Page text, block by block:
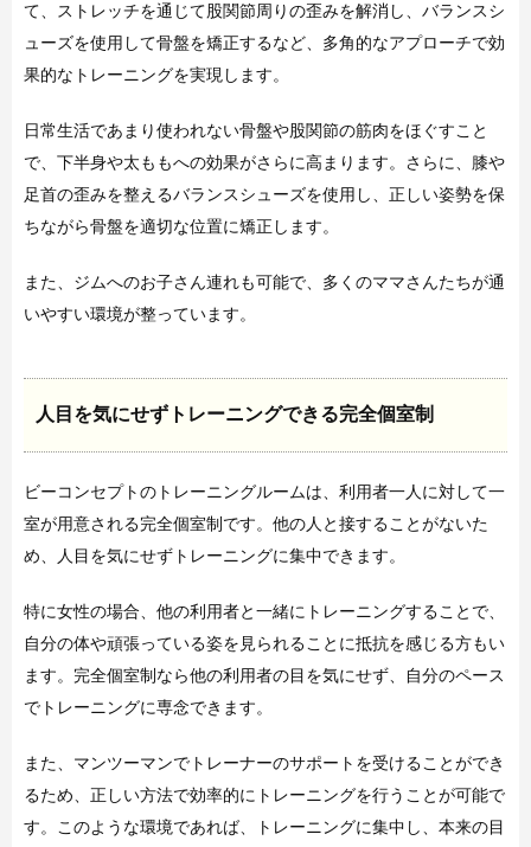
て、ストレッチを通じて股関節周りの歪みを解消し、バランスシ
ューズを使用して骨盤を矯正するなど、多角的なアプローチで効
果的なトレーニングを実現します。
日常生活であまり使われない骨盤や股関節の筋肉をほぐすこと
で、下半身や太ももへの効果がさらに高まります。さらに、膝や
足首の歪みを整えるバランスシューズを使用し、正しい姿勢を保
ちながら骨盤を適切な位置に矯正します。
また、ジムへのお子さん連れも可能で、多くのママさんたちが通
いやすい環境が整っています。
人目を気にせずトレーニングできる完全個室制
ビーコンセプトのトレーニングルームは、利用者一人に対して一
室が用意される完全個室制です。他の人と接することがないた
め、人目を気にせずトレーニングに集中できます。
特に女性の場合、他の利用者と一緒にトレーニングすることで、
自分の体や頑張っている姿を見られることに抵抗を感じる方もい
ます。完全個室制なら他の利用者の目を気にせず、自分のペース
でトレーニングに専念できます。
また、マンツーマンでトレーナーのサポートを受けることができ
るため、正しい方法で効率的にトレーニングを行うことが可能で
す。このような環境であれば、トレーニングに集中し、本来の目